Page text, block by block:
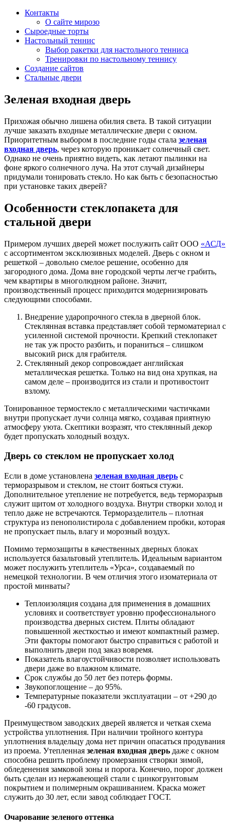
Контакты
О сайте мирозо
Сыроедные торты
Настольный теннис
Выбор ракетки для настольного тенниса
Тренировки по настольному теннису
Создание сайтов
Стальные двери
Зеленая входная дверь
Прихожая обычно лишена обилия света. В такой ситуации
лучше заказать входные металлические двери с окном.
Приоритетным выбором в последние годы стала зеленая
входная дверь, через которую проникает солнечный свет.
Однако не очень приятно видеть, как летают пылинки на
фоне яркого солнечного луча. На этот случай дизайнеры
придумали тонировать стекло. Но как быть с безопасностью
при установке таких дверей?
Особенности стеклопакета для
стальной двери
Примером лучших дверей может послужить сайт ООО «АСД»
с ассортиментом эксклюзивных моделей. Дверь с окном и
решеткой – довольно смелое решение, особенно для
загородного дома. Дома вне городской черты легче грабить,
чем квартиры в многолюдном районе. Значит,
производственный процесс приходится модернизировать
следующими способами.
Внедрение ударопрочного стекла в дверной блок.
Стеклянная вставка представляет собой термоматериал с
усиленной системой прочности. Крепкий стеклопакет
не так уж просто разбить, и пораниться – слишком
высокий риск для грабителя.
Стеклянный декор сопровождает английская
металлическая решетка. Только на вид она хрупкая, на
самом деле – производится из стали и противостоит
взлому.
Тонированное термостекло с металлическими частичками
внутри пропускает лучи солнца мягко, создавая приятную
атмосферу уюта. Скептики возразят, что стеклянный декор
будет пропускать холодный воздух.
Дверь со стеклом не пропускает холод
Если в доме установлена зеленая входная дверь с
терморазрывом и стеклом, не стоит бояться стужи.
Дополнительное утепление не потребуется, ведь терморазрыв
служит щитом от холодного воздуха. Внутри створки холод и
тепло даже не встречаются. Терморазделитель – плотная
структура из пенополистирола с добавлением пробки, которая
не пропускает пыль, влагу и морозный воздух.
Помимо термозащиты в качественных дверных блоках
используется базальтовый утеплитель. Идеальным вариантом
может послужить утеплитель «Урса», создаваемый по
немецкой технологии. В чем отличия этого изоматериала от
простой минваты?
Теплоизоляция создана для применения в домашних
условиях и соответствует уровню профессионального
производства дверных систем. Плиты обладают
повышенной жесткостью и имеют компактный размер.
Эти факторы помогают быстро справиться с работой и
выполнить двери под заказ вовремя.
Показатель влагоустойчивости позволяет использовать
двери даже во влажном климате.
Срок службы до 50 лет без потерь формы.
Звукопоглощение – до 95%.
Температурные показатели эксплуатации – от +290 до
-60 градусов.
Преимуществом заводских дверей является и четкая схема
устройства уплотнения. При наличии тройного контура
уплотнения владельцу дома нет причин опасаться продувания
из проема. Утепленная зеленая входная дверь даже с окном
способна решить проблему промерзания створки зимой,
обледенения замковой зоны и порога. Конечно, порог должен
быть сделан из нержавеющей стали с цинкогрунтовым
покрытием и полимерным окрашиванием. Краска может
служить до 30 лет, если завод соблюдает ГОСТ.
Очарование зеленого оттенка